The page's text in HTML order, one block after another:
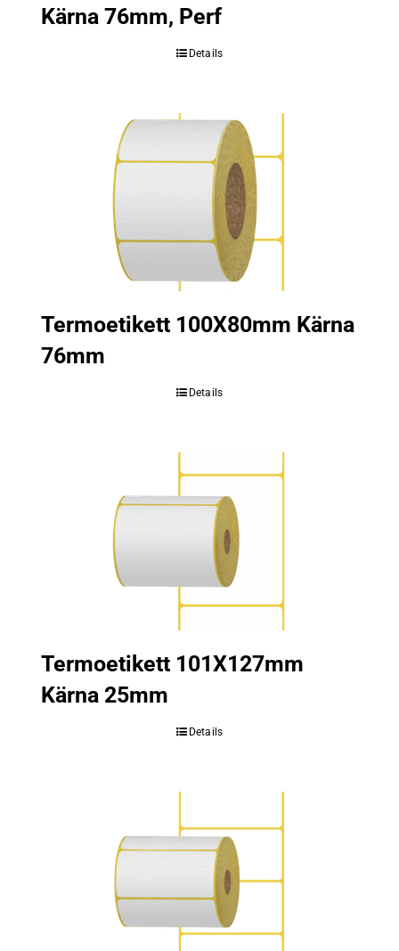
Kärna 76mm, Perf
Details
Termoetikett 100X80mm Kärna
76mm
Details
Termoetikett 101X127mm
Kärna 25mm
Details